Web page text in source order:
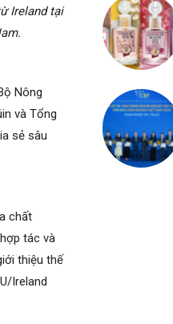
Ireland tại
Nông
và Tổng
sẻ sâu
chất
tác và
thiệu thế
Ireland